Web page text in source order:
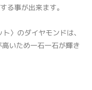
る事が出来ます。
〉のダイヤモンドは、
いため一石一石が輝き